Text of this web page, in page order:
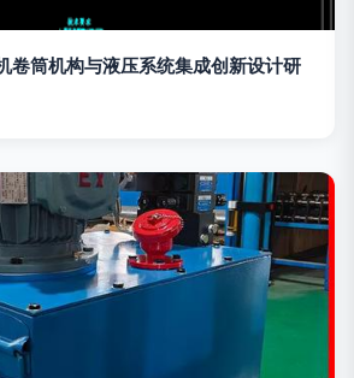
卷筒机构与液压系统集成创新设计研